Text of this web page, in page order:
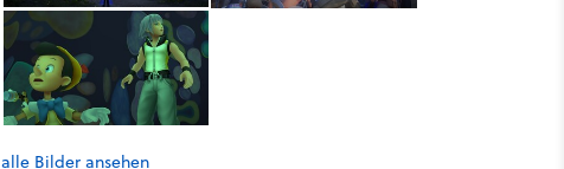
alle Bilder ansehen